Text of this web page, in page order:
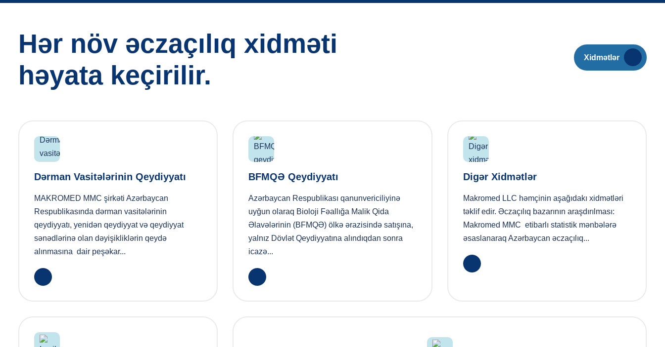
Hər növ əczaçılıq xidməti
həyata keçirilir.
Xidmətlər
Dərman Vasitələrinin Qeydiyyatı
MAKROMED MMC şirkəti Azərbaycan
Respublikasında dərman vasitələrinin
qeydiyyatı, yenidən qeydiyyat və qeydiyyat
sənədlərinə olan dəyişikliklərin qeydə
alınmasına dair peşəkar...
BFMQƏ Qeydiyyatı
Azərbaycan Respublikası qanunvericiliyinə
uyğun olaraq Bioloji Fəallığa Malik Qida
Əlavələrinin (BFMQƏ) ölkə ərazisində satışına,
yalnız Dövlət Qeydiyyatına alındıqdan sonra
icazə...
Digər Xidmətlər
Makromed LLC həmçinin aşağıdakı xidmətləri
təklif edir. Əczaçılıq bazarının araşdırılması:
Makromed MMC etibarlı statistik mənbələrə
əsaslanaraq Azərbaycan əczaçılıq...